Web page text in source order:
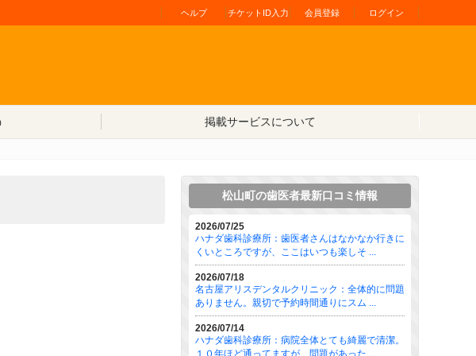
ヘルプ チケットID入力 会員登録 ログイン
掲載サービスについて
松山町の歯医者最新口コミ情報
2026/07/25
ハナダ歯科診療所：歯医者さんはなかなか行きに
くいところですが、ここはいつも楽しそ ...
2026/07/18
名古屋アリスデンタルクリニック：全体的に問題
ありません。親切で予約時間通りにスム ...
2026/07/14
ハナダ歯科診療所：病院全体とても綺麗で清潔。